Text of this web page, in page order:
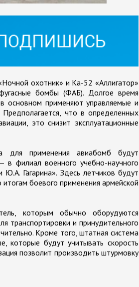
охотник» и Ка-52 «Аллигатор»
бомбы (ФАБ). Долгое время
основном применяют управляемые и
что в определенных
это снизит эксплуатационные
применения авиабомб будут
филиал военного учебно-научного
Гагарина». Здесь летчиков будут
боевого применения армейской
которым обычно оборудуются
транспортировки и принудительного
Кроме того, штатная система
которые будут учитывать скорость
позволит производить штурмовку